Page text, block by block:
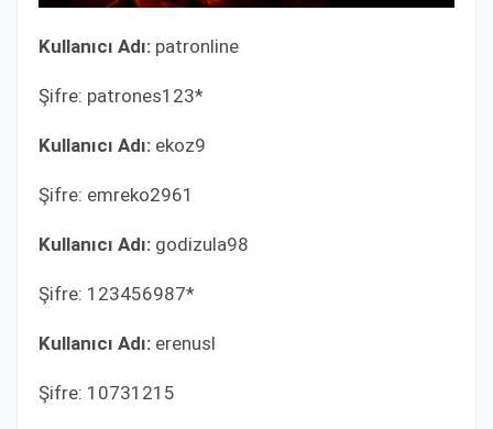
Kullanıcı Adı: patronline
Şifre: patrones123*
Kullanıcı Adı: ekoz9
Şifre: emreko2961
Kullanıcı Adı: godizula98
Şifre: 123456987*
Kullanıcı Adı: erenusl
Şifre: 10731215